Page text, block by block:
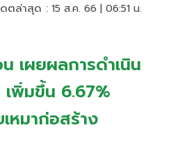
ดตล่าสุด : 15 ส.ค. 66 | 06:51 น.
เผยผลการดำเนิน
พิ่มขึ้น 6.67%
หมาก่อสร้าง